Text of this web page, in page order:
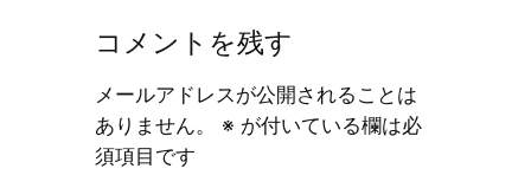
コメントを残す
メールアドレスが公開されることは
ありません。
※ が付いている欄は必
須項目です